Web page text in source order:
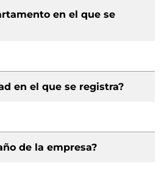
en el que se
en el que se registra?
de la empresa?